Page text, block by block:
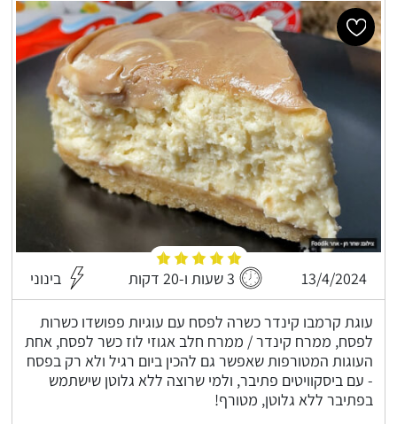
13/4/2024 3 שעות ו-20 דקות בינוני
עוגת קרמבו קינדר כשרה לפסח עם עוגיות פפושדו כשרות
לפסח, ממרח קינדר / ממרח חלב אגוזי לוז כשר לפסח, אחת
העוגות המטורפות שאפשר גם להכין ביום רגיל ולא רק בפסח
- עם ביסקוויטים פתיבר, ולמי שרוצה ללא גלוטן שישתמש
בפתיבר ללא גלוטן, מטורף!